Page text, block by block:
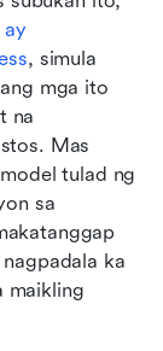
ay
, simula
mga ito
na
Mas
tulad ng
sa
ka
maikling